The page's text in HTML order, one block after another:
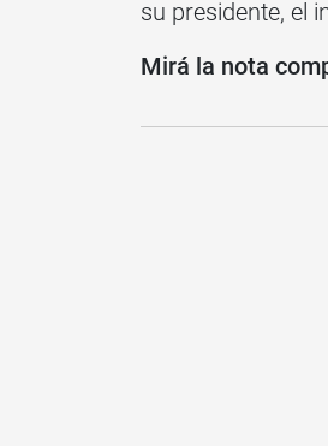
su presidente, el
Mirá la nota